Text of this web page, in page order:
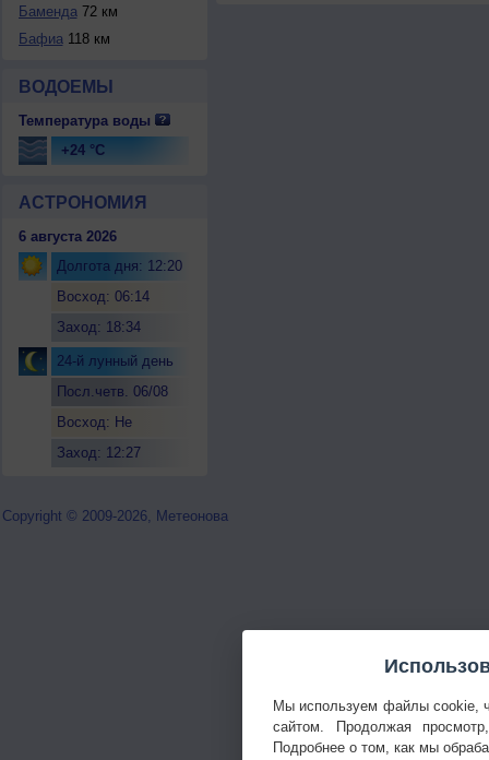
Баменда72 км
Бафиа118 км
ВОДОЕМЫ
Температура воды
+24 °C
АСТРОНОМИЯ
6 августа 2026
Долгота дня: 12:20
Восход: 06:14
Заход: 18:34
24-й лунный день
Посл.четв. 06/08
Восход: Не
Заход: 12:27
Copyright © 2009-2026, Метеонова
Мы используем файлы cookie,
сайтом. Продолжая
Подробнее о том, как мы